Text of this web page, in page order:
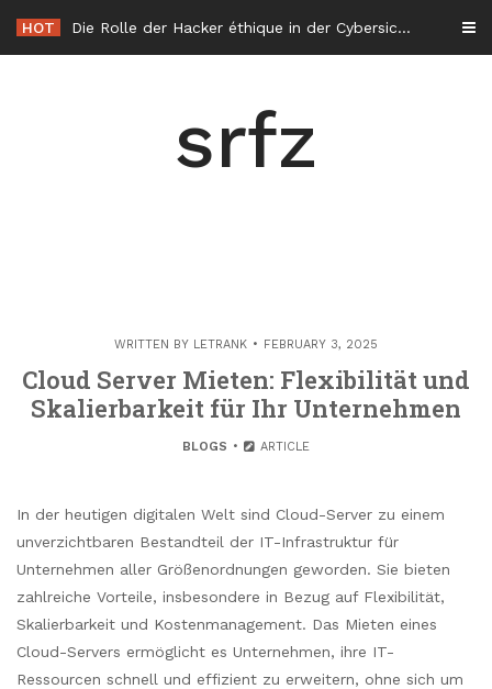
content
HOT Die Rolle der Hacker éthique in der Cybersicherheit in Frankreich
srfz
WRITTEN BY LETRANK FEBRUARY 3, 2025
Cloud Server Mieten: Flexibilität und
Skalierbarkeit für Ihr Unternehmen
BLOGS ARTICLE
In der heutigen digitalen Welt sind Cloud-Server zu einem
unverzichtbaren Bestandteil der IT-Infrastruktur für
Unternehmen aller Größenordnungen geworden. Sie bieten
zahlreiche Vorteile, insbesondere in Bezug auf Flexibilität,
Skalierbarkeit und Kostenmanagement. Das Mieten eines
Cloud-Servers ermöglicht es Unternehmen, ihre IT-
Ressourcen schnell und effizient zu erweitern, ohne sich um